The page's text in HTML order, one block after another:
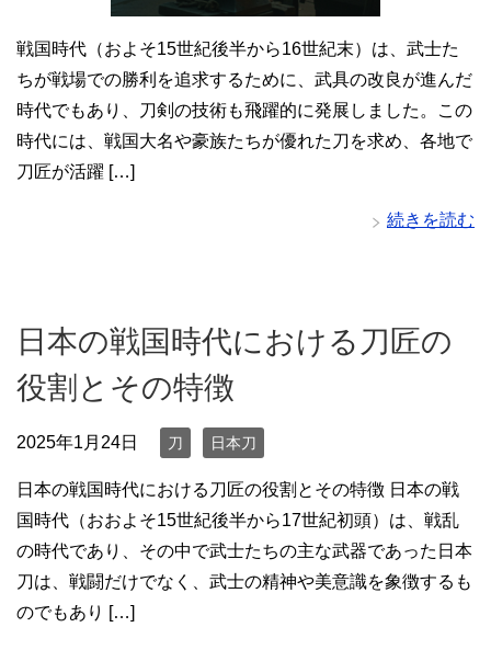
戦国時代（およそ15世紀後半から16世紀末）は、武士た
ちが戦場での勝利を追求するために、武具の改良が進んだ
時代でもあり、刀剣の技術も飛躍的に発展しました。この
時代には、戦国大名や豪族たちが優れた刀を求め、各地で
刀匠が活躍 […]
続きを読む
日本の戦国時代における刀匠の
役割とその特徴
2025年1月24日 刀 日本刀
日本の戦国時代における刀匠の役割とその特徴 日本の戦
国時代（おおよそ15世紀後半から17世紀初頭）は、戦乱
の時代であり、その中で武士たちの主な武器であった日本
刀は、戦闘だけでなく、武士の精神や美意識を象徴するも
のでもあり […]